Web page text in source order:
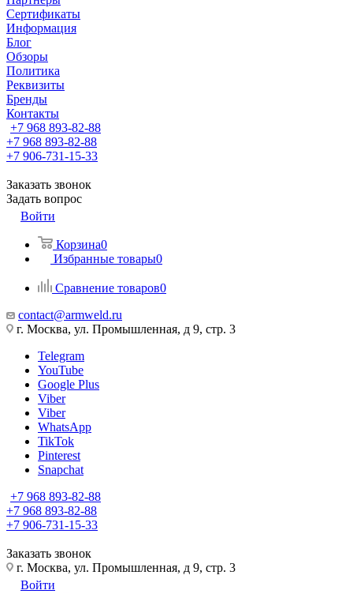
Сертификаты
Информация
Блог
Обзоры
Политика
Реквизиты
Бренды
Контакты
+7 968 893-82-88
+7 968 893-82-88
+7 906-731-15-33
Заказать звонок
Задать вопрос
Войти
Корзина0
Избранные товары0
Сравнение товаров0
contact@armweld.ru
г. Москва, ул. Промышленная, д 9, стр. 3
Telegram
YouTube
Google Plus
Viber
Viber
WhatsApp
TikTok
Pinterest
Snapchat
+7 968 893-82-88
+7 968 893-82-88
+7 906-731-15-33
Заказать звонок
г. Москва, ул. Промышленная, д 9, стр. 3
Войти